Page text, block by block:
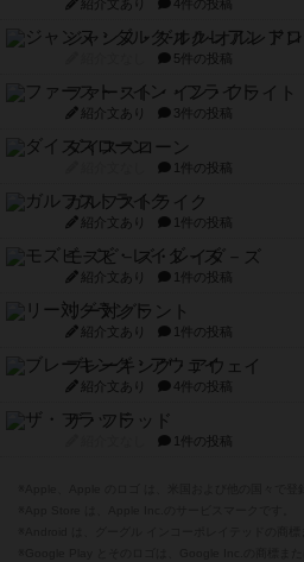
紹介文あり 4件の投稿
ジャンヌ・ダルク-オルレア
5件の投稿
ファースト・イン・フライト
紹介文あり 3件の投稿
ダイススローン
1件の投稿
ガルフストライク
紹介文あり 1件の投稿
モズビ－ズ・レイダ－ズ
紹介文あり 1件の投稿
リー対グラント
紹介文あり 1件の投稿
ブレーキング・アウェイ
紹介文あり 4件の投稿
ザ・フラッド
1件の投稿